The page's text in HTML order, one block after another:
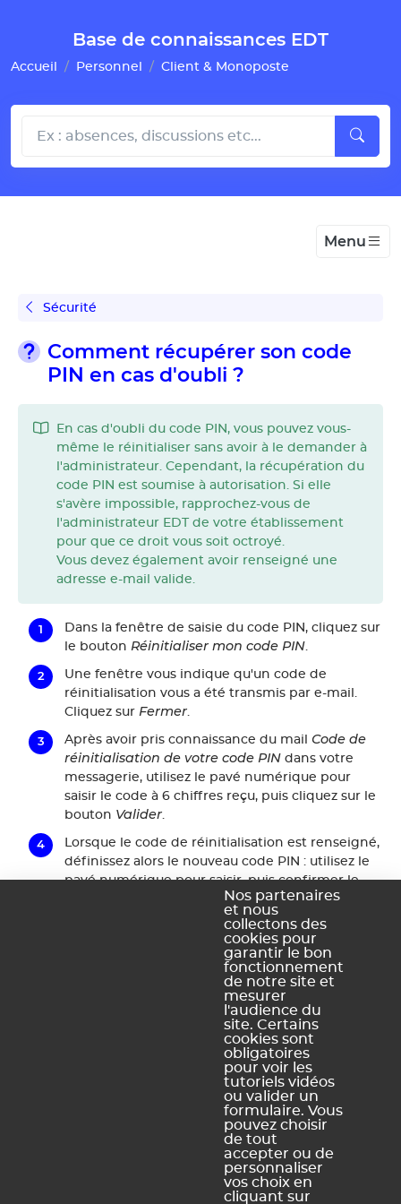
Base de connaissances EDT
Accueil Personnel Client & Monoposte
Menu
Sécurité
Comment récupérer son code
PIN en cas d'oubli ?
En cas d'oubli du code PIN, vous pouvez vous-
même le réinitialiser sans avoir à le demander à
l'administrateur. Cependant, la récupération du
code PIN est soumise à autorisation. Si elle
s'avère impossible, rapprochez-vous de
l'administrateur EDT de votre établissement
pour que ce droit vous soit octroyé.
Vous devez également avoir renseigné une
adresse e-mail valide.
Dans la fenêtre de saisie du code PIN, cliquez sur
le bouton Réinitialiser mon code PIN
Une fenêtre vous indique qu'un code de
réinitialisation vous a été transmis par e-mail.
Cliquez sur Fermer
Après avoir pris connaissance du mail Code de
réinitialisation de votre code PIN dans votre
messagerie, utilisez le pavé numérique pour
saisir le code à 6 chiffres reçu, puis cliquez sur le
bouton Valider
Lorsque le code de réinitialisation est renseigné,
définissez alors le nouveau code PIN : utilisez le
pavé numérique pour saisir, puis confirmer le
code en cliquant sur le boutonValiderà chaque
Pour ne pas avoir à saisir le code PIN les fois
suivantes et éviter ainsi tout oubli, enregistrez
votre appareil, puis cliquez sur le bouton
Ce contenu vous a été utile ?
Pas vraiment
https://docs.index-education.com/docs_fr/fr-edt-
Nos partenaires
et nous
collectons des
cookies pour
garantir le bon
fonctionnement
de notre site et
mesurer
l'audience du
site. Certains
cookies sont
obligatoires
pour voir les
tutoriels vidéos
ou valider un
formulaire. Vous
pouvez choisir
de tout
accepter ou de
personnaliser
vos choix en
cliquant sur